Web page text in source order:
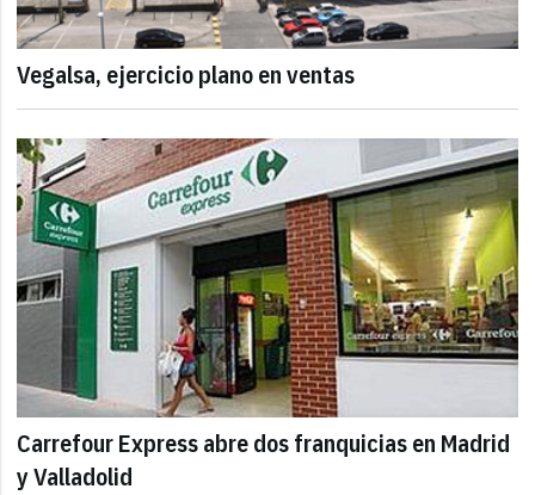
Vegalsa, ejercicio plano en ventas
Carrefour Express abre dos franquicias en Madrid
y Valladolid